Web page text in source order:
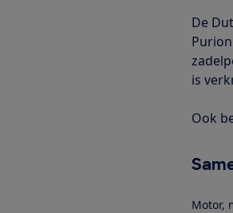
De
is
Ook
Motor,